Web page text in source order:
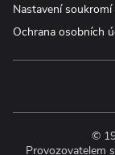
Nastavení soukromí
Ochrana osobních
©
Provozovatelem